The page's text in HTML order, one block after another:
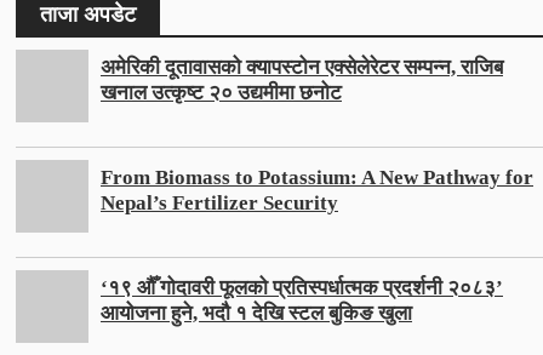
ताजा अपडेट
अमेरिकी दूतावासको क्यापस्टोन एक्सेलेरेटर सम्पन्न, राजिब
खनाल उत्कृष्ट २० उद्यमीमा छनोट
From Biomass to Potassium: A New Pathway for
Nepal’s Fertilizer Security
‘१९ औँ गोदावरी फूलको प्रतिस्पर्धात्मक प्रदर्शनी २०८३’
आयोजना हुने, भदौ १ देखि स्टल बुकिङ खुला